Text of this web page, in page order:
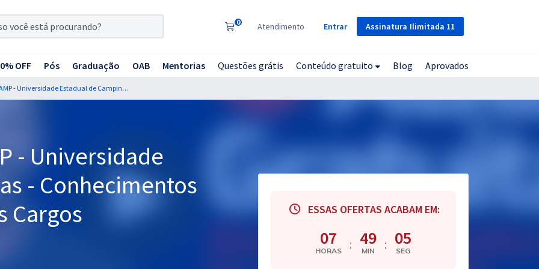
Assinatura Ilimitada 11
0 Atendimento Entrar
OFF Pós Graduação OAB Mentorias Questões grátis Conteúdo gratuito Blog Aprovados
Residência UNICAMP - Universidade Estadual de Campinas - Conhecimentos Gerais para Todos os Cargos
- Universidade
- Conhecimentos
Cargos
ESSAS OFERTAS ACABAM EM:
07
HORAS : 49
MIN : 04
SEG